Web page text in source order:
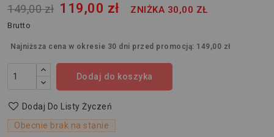
149,00 zł 119,00 zł ZNIŻKA 30,00 ZŁ
Brutto
Najniższa cena w okresie 30 dni przed promocją: 149,00 zł
Dodaj do koszyka
Dodaj Do Listy Życzeń
Obecnie brak na stanie